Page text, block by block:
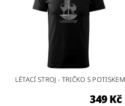
LÉTACÍ STROJ - TRIČKO S POTISKEM
349 Kč